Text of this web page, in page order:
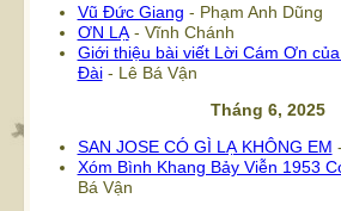
Vũ Đức Giang - Phạm Anh Dũng
ƠN LẠ- Vĩnh Chánh
Giới thiệu bài viết Lời Cám Ơn
Đài- Lê Bá Vận
Tháng 6, 2025
SAN JOSE CÓ GÌ LẠ KHÔNG EM
Xóm Bình Khang Bảy Viễn 1953
Bá Vận